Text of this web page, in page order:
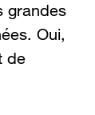
grandes
Oui,
de